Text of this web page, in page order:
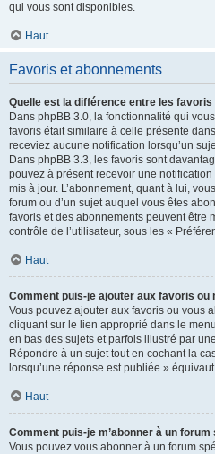
qui vous sont disponibles.
Haut
Favoris et abonnements
Quelle est la différence entre les
Dans phpBB 3.0, la fonctionnalité qui
favoris était similaire à celle présente
receviez aucune notification lorsqu’un
Dans phpBB 3.3, les favoris sont
pouvez à présent recevoir une
mis à jour. L’abonnement, quant à lui,
forum ou d’un sujet auquel vous êtes
favoris et des abonnements peuvent être
contrôle de l’utilisateur, sous les «
Haut
Comment puis-je ajouter aux favoris ou
Vous pouvez ajouter aux favoris ou vous
cliquant sur le lien approprié dans le
en bas des sujets et parfois illustré par
Répondre à un sujet tout en cochant la
lorsqu’une réponse est publiée »
Haut
Comment puis-je m’abonner à un forum
Vous pouvez vous abonner à un forum